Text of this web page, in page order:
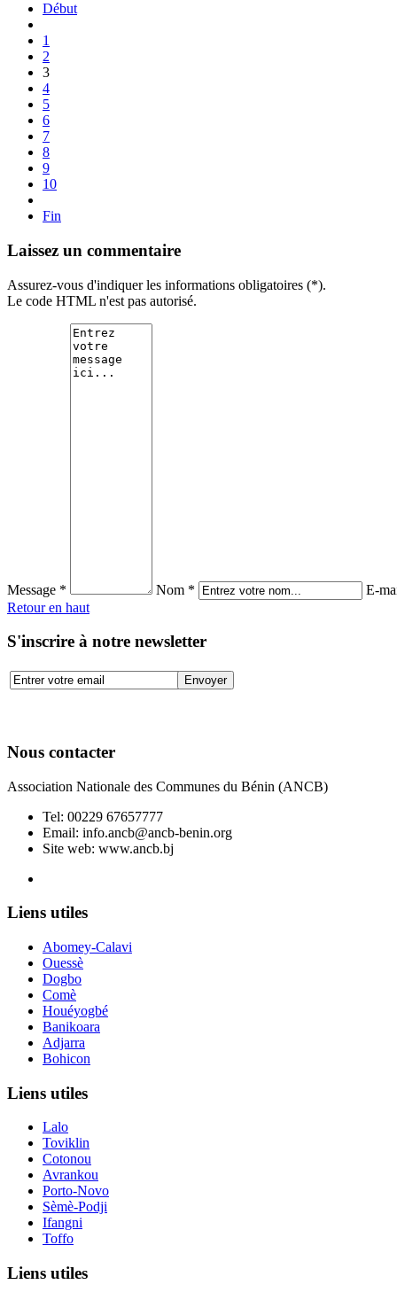
Début
1
2
3
4
5
6
7
8
9
10
Fin
Laissez un commentaire
Assurez-vous d'indiquer les informations obligatoires (*).
Le code HTML n'est pas autorisé.
Message * Nom *
E-
Retour en haut
S'inscrire à notre newsletter
Nous contacter
Association Nationale des Communes du Bénin (ANCB)
Tel: 00229 67657777
Email: info.ancb@ancb-benin.org
Site web: www.ancb.bj
Liens utiles
Abomey-Calavi
Ouessè
Dogbo
Comè
Houéyogbé
Banikoara
Adjarra
Bohicon
Liens utiles
Lalo
Toviklin
Cotonou
Avrankou
Porto-Novo
Sèmè-Podji
Ifangni
Toffo
Liens utiles